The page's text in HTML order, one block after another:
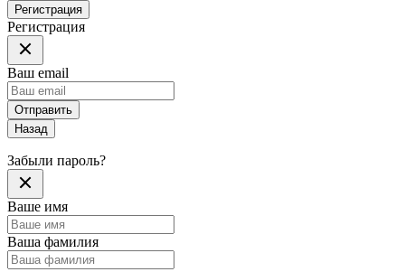
Регистрация
Регистрация
Ваш email
Отправить
Назад
Забыли пароль?
Ваше имя
Ваша фамилия